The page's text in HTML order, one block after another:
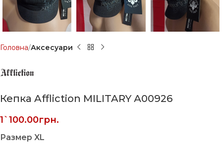
Головна Аксесуари
Кепка Affliction MILITARY А00926
1`100.00грн.
Размер XL